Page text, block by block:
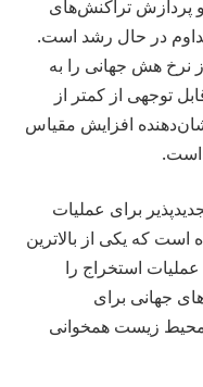
و پردازش تراکنش‌های
در حال رشد است.
سال 2025، شیلی تقریباً 2% از نرخ هش جهانی را به
توجهی از کمتر از
رشد نشان‌دهنده افزایش مقیاس
است.
برای عملیات
به حدود 80% رسیده است که یکی از بالاترین
استخراج را
جهانی برای
محیط زیست همخوانی